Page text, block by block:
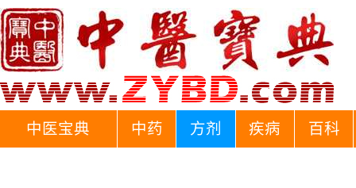
中医宝典 中药 方剂 疾病 百科